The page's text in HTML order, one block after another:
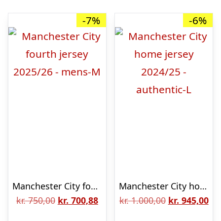
-7%
Manchester City fourth jersey 2025/26 – mens-M
kr.750,00 Den
kr. 700,88Den
-6%
Manchester City home jersey 2024/25 – authentic-L
kr.1.000,00 Den
kr. 945,00